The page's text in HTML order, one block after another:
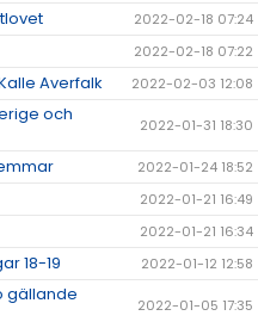
2022-02-18 07:24
2022-02-18 07:22
Averfalk 2022-02-03 12:08
och
2022-01-31 18:30
2022-01-24 18:52
2022-01-21 16:49
2022-01-21 16:34
18-19 2022-01-12 12:58
gällande
2022-01-05 17:35